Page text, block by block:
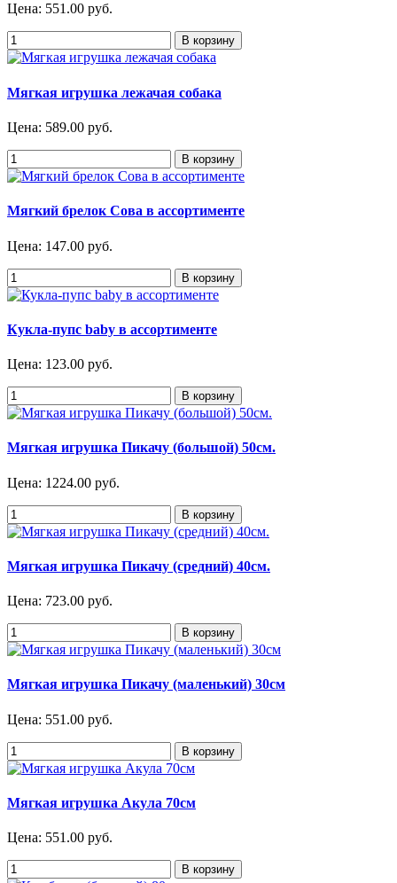
Цена: 551.00 руб.
Мягкая игрушка лежачая собака
Цена: 589.00 руб.
Мягкий брелок Сова в ассортименте
Цена: 147.00 руб.
Кукла-пупс baby в ассортименте
Цена: 123.00 руб.
Мягкая игрушка Пикачу (большой) 50см.
Цена: 1224.00 руб.
Мягкая игрушка Пикачу (средний) 40см.
Цена: 723.00 руб.
Мягкая игрушка Пикачу (маленький) 30см
Цена: 551.00 руб.
Мягкая игрушка Акула 70см
Цена: 551.00 руб.